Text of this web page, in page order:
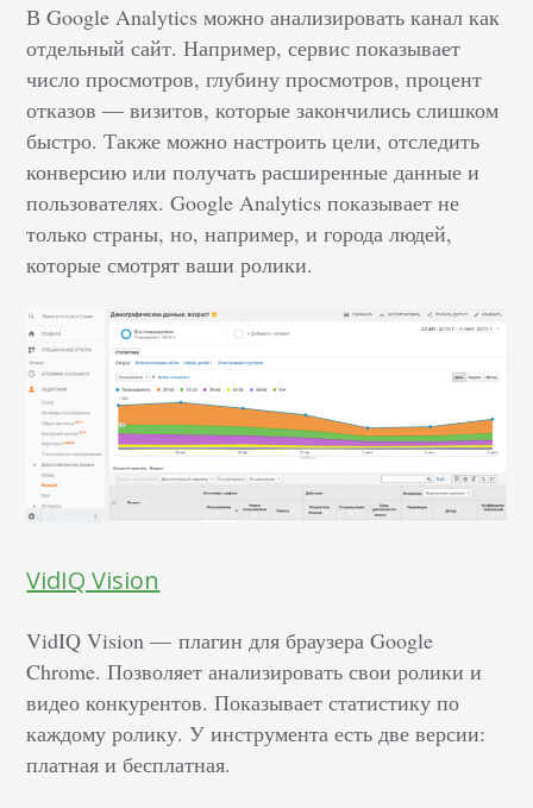
В Google Analytics можно анализировать канал как
отдельный сайт. Например, сервис показывает
число просмотров, глубину просмотров, процент
отказов — визитов, которые закончились слишком
быстро. Также можно настроить цели, отследить
конверсию или получать расширенные данные и
пользователях. Google Analytics показывает не
только страны, но, например, и города людей,
которые смотрят ваши ролики.
VidIQ Vision
VidIQ Vision — плагин для браузера Google
Chrome. Позволяет анализировать свои ролики и
видео конкурентов. Показывает статистику по
каждому ролику. У инструмента есть две версии:
платная и бесплатная.